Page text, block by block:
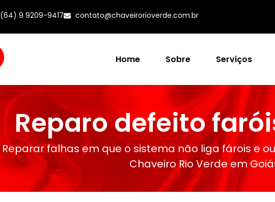
(64) 9 9209-9417 contato@chaveirorioverde.com.br
Home Sobre Serviços
Reparo defeito
Reparar falhas em que o sistema não liga fárois e
Chaveiro Rio Verde em